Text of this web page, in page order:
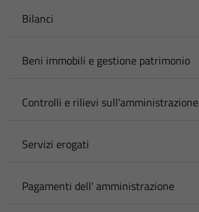
Bilanci
Beni immobili e gestione patrimonio
Controlli e rilievi sull'amministrazione
Servizi erogati
Pagamenti dell' amministrazione